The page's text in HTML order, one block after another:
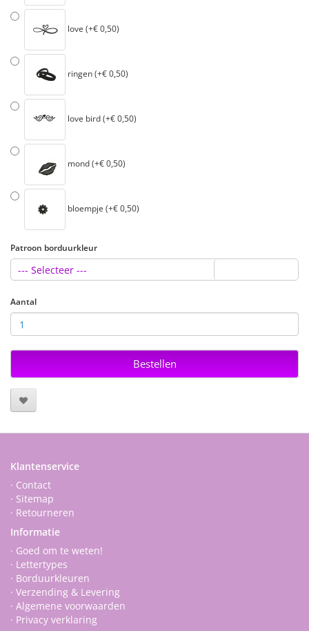
love (+€ 0,50)
ringen (+€ 0,50)
love bird (+€ 0,50)
mond (+€ 0,50)
bloempje (+€ 0,50)
Patroon borduurkleur
--- Selecteer ---
Aantal
Bestellen
Klantenservice
· Contact
· Sitemap
· Retourneren
Informatie
· Goed om te weten!
· Lettertypes
· Borduurkleuren
· Verzending & Levering
· Algemene voorwaarden
· Privacy verklaring